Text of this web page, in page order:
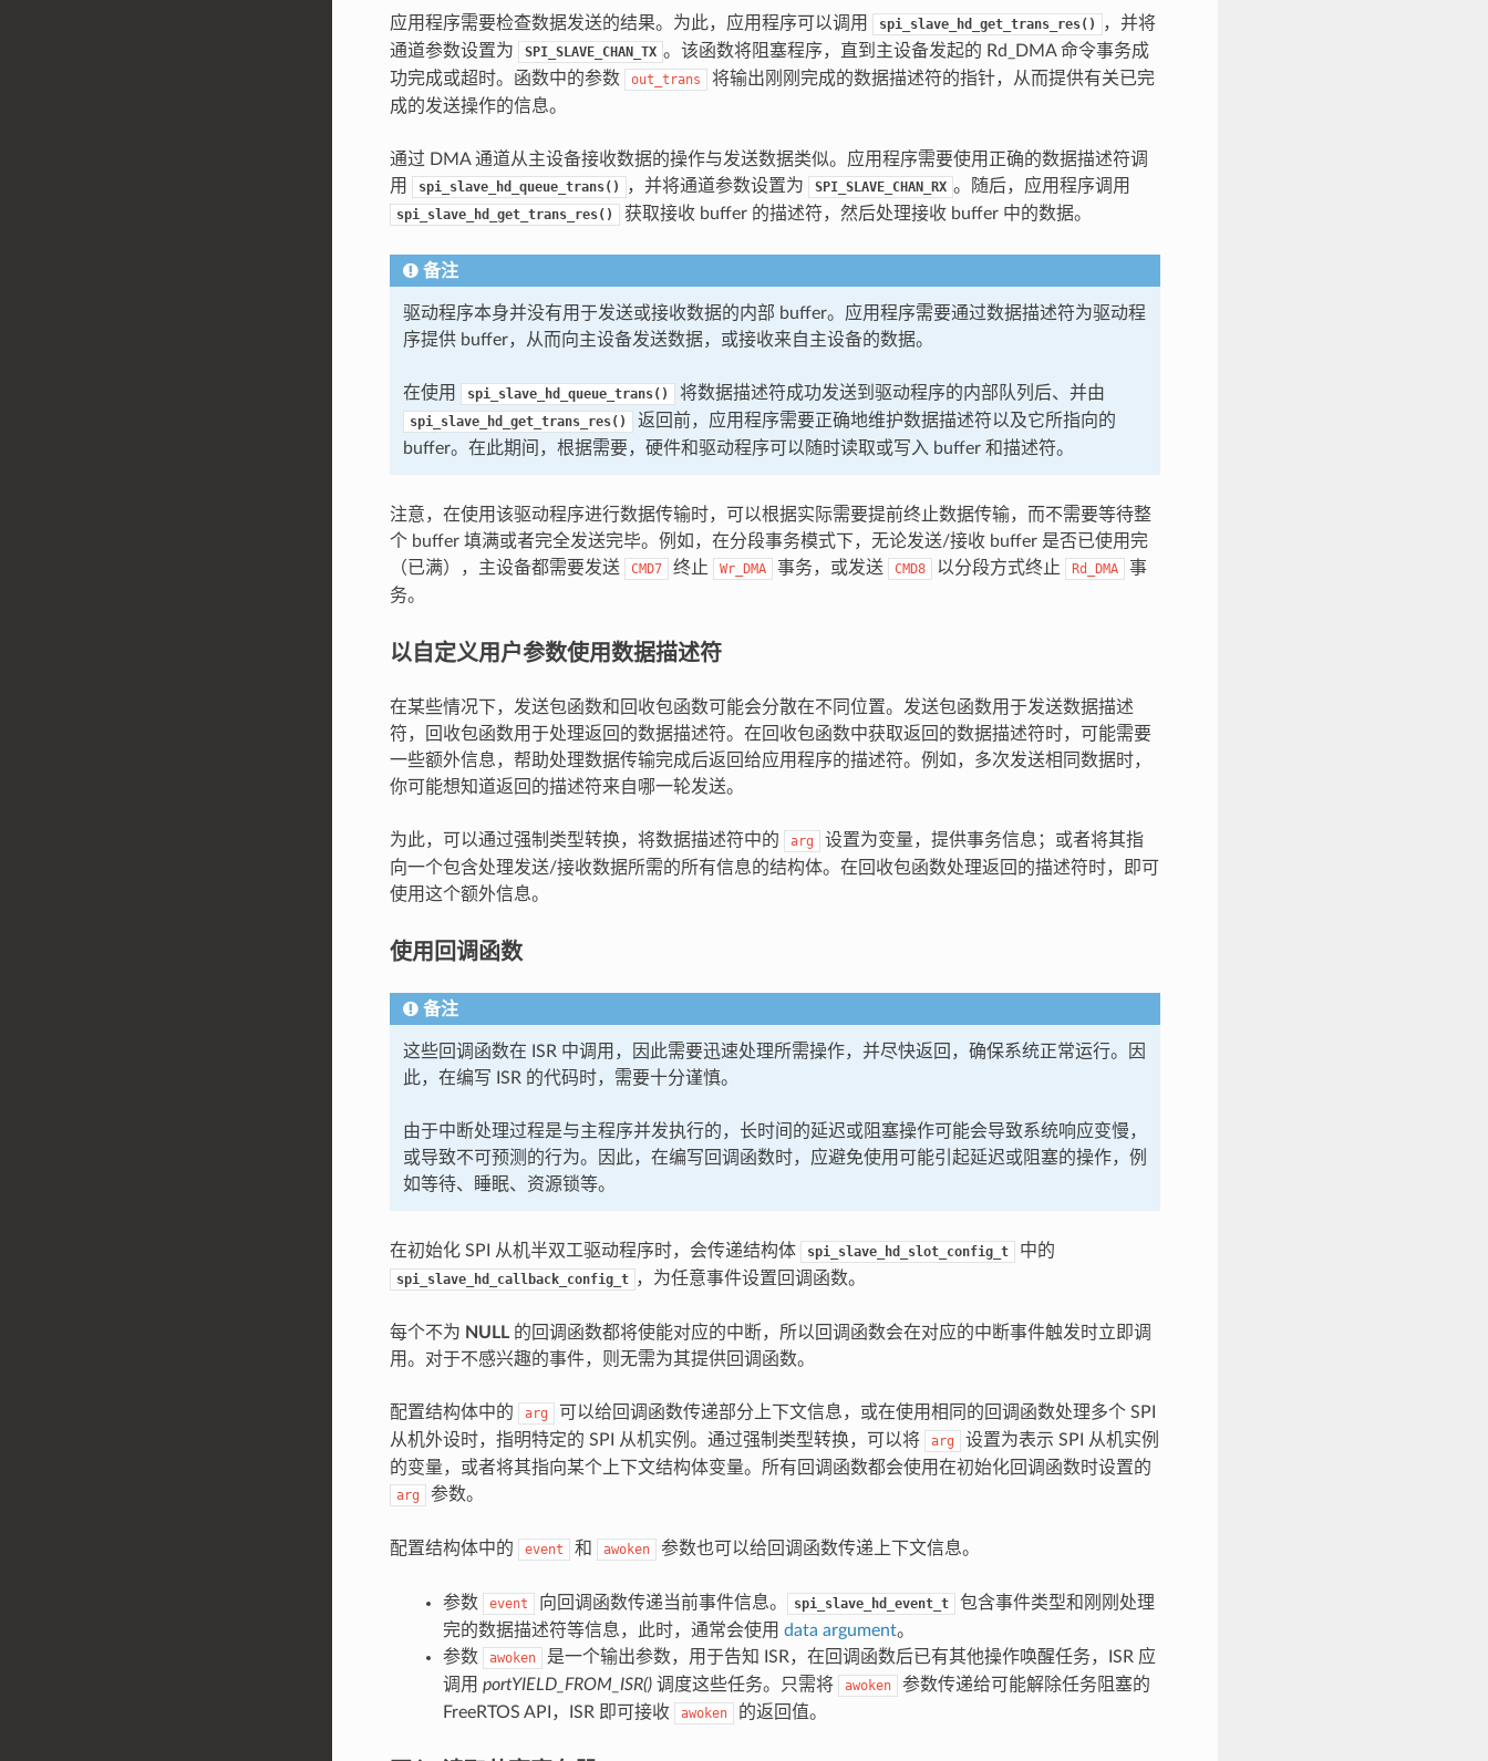
应用程序需要检查数据发送的结果。为此，应用程序可以调用 spi_slave_hd_get_trans_res()
，并将
通道参数设置为
SPI_SLAVE_CHAN_TX 。该函数将阻塞程序，直到主设备发起的 Rd_DMA 命令事务成
功完成或超时。函数中的参数
out_trans
将输出刚刚完成的数据描述符的指针，从而提供有关已完
成的发送操作的信息。
通过 DMA 通道从主设备接收数据的操作与发送数据类似。应用程序需要使用正确的数据描述符调
用
spi_slave_hd_queue_trans() ，并将通道参数设置为 SPI_SLAVE_CHAN_RX 。随后，应用程序调用
spi_slave_hd_get_trans_res() 获取接收 buffer 的描述符，然后处理接收 buffer 中的数据。
备注
驱动程序本身并没有用于发送或接收数据的内部 buffer。应用程序需要通过数据描述符为驱动程
序提供 buffer，从而向主设备发送数据，或接收来自主设备的数据。
在使用 spi_slave_hd_queue_trans() 将数据描述符成功发送到驱动程序的内部队列后、并由
spi_slave_hd_get_trans_res()
返回前，应用程序需要正确地维护数据描述符以及它所指向的
buffer。在此期间，根据需要，硬件和驱动程序可以随时读取或写入 buffer 和描述符。
注意，在使用该驱动程序进行数据传输时，可以根据实际需要提前终止数据传输，而不需要等待整
个 buffer 填满或者完全发送完毕。例如，在分段事务模式下，无论发送/接收 buffer 是否已使用完
（已满），主设备都需要发送
CMD7 终止 Wr_DMA 事务，或发送 CMD8 以分段方式终止 Rd_DMA
事
务。
以自定义用户参数使用数据描述符
在某些情况下，发送包函数和回收包函数可能会分散在不同位置。发送包函数用于发送数据描述
符，回收包函数用于处理返回的数据描述符。在回收包函数中获取返回的数据描述符时，可能需要
一些额外信息，帮助处理数据传输完成后返回给应用程序的描述符。例如，多次发送相同数据时，
你可能想知道返回的描述符来自哪一轮发送。
为此，可以通过强制类型转换，将数据描述符中的 arg
设置为变量，提供事务信息；或者将其指
向一个包含处理发送/接收数据所需的所有信息的结构体。在回收包函数处理返回的描述符时，即可
使用这个额外信息。
使用回调函数
备注
这些回调函数在 ISR 中调用，因此需要迅速处理所需操作，并尽快返回，确保系统正常运行。因
此，在编写 ISR 的代码时，需要十分谨慎。
由于中断处理过程是与主程序并发执行的，长时间的延迟或阻塞操作可能会导致系统响应变慢，
或导致不可预测的行为。因此，在编写回调函数时，应避免使用可能引起延迟或阻塞的操作，例
如等待、睡眠、资源锁等。
在初始化 SPI 从机半双工驱动程序时，会传递结构体 spi_slave_hd_slot_config_t 中的
spi_slave_hd_callback_config_t ，为任意事件设置回调函数。
每个不为 NULL的回调函数都将使能对应的中断，所以回调函数会在对应的中断事件触发时立即调
用。对于不感兴趣的事件，则无需为其提供回调函数。
配置结构体中的 arg
可以给回调函数传递部分上下文信息，或在使用相同的回调函数处理多个 SPI
从机外设时，指明特定的 SPI 从机实例。通过强制类型转换，可以将
arg
设置为表示 SPI 从机实例
的变量，或者将其指向某个上下文结构体变量。所有回调函数都会使用在初始化回调函数时设置的
arg 参数。
配置结构体中的 event 和 awoken 参数也可以给回调函数传递上下文信息。
参数 event 向回调函数传递当前事件信息。 spi_slave_hd_event_t
包含事件类型和刚刚处理
完的数据描述符等信息，此时，通常会使用 data argument。
参数
awoken
是一个输出参数，用于告知 ISR，在回调函数后已有其他操作唤醒任务，ISR 应
调用 portYIELD_FROM_ISR()调度这些任务。只需将 awoken
参数传递给可能解除任务阻塞的
FreeRTOS API，ISR 即可接收
awoken 的返回值。